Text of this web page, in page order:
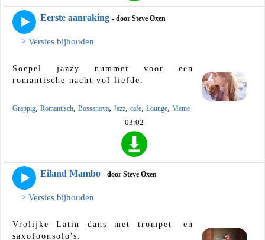
Eerste aanraking - door Steve Oxen
> Versies bijhouden
Soepel jazzy nummer voor een
romantische nacht vol liefde.
Grappig, Romantisch, Bossanova, Jazz, cafe, Lounge, Meme
03:02
Eiland Mambo - door Steve Oxen
> Versies bijhouden
Vrolijke Latin dans met trompet- en
saxofoonsolo's.